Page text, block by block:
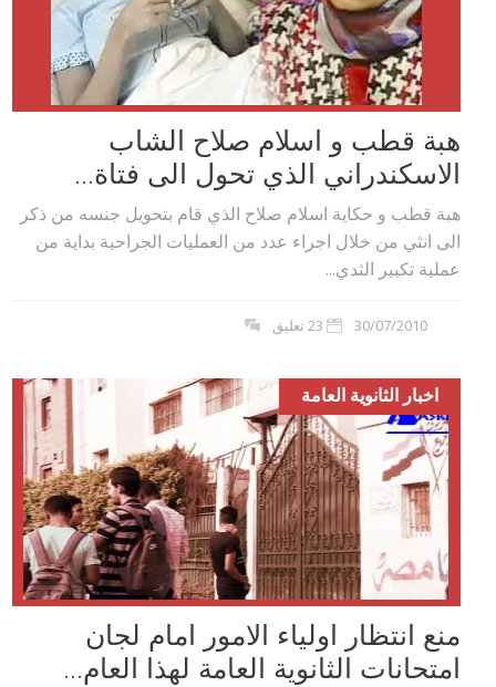
هبة قطب و اسلام صلاح الشاب
الاسكندراني الذي تحول الى فتاة...
هبة قطب و حكاية اسلام صلاح الذي قام بتحويل جنسه من ذكر
الى انثي من خلال اجراء عدد من العمليات الجراحية بداية من
عملية تكبير الثدي...
30/07/2010 23 تعليق
اخبار الثانوية العامة
منع انتظار اولياء الامور امام لجان
امتحانات الثانوية العامة لهذا العام...